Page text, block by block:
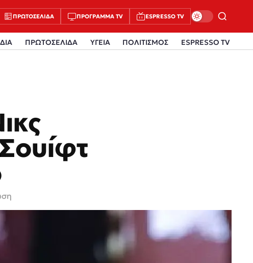
ΠΡΩΤΟΣΈΛΙΔΑ ΠΡΌΓΡΑΜΜΑ TV ESPRESSO TV
ΠΡΩΤΟΣΕΛΙΔΑ ΥΓΕΙΑ ΠΟΛΙΤΙΣΜΟΣ ESPRESSO TV